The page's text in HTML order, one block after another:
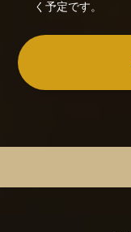
く予定です。